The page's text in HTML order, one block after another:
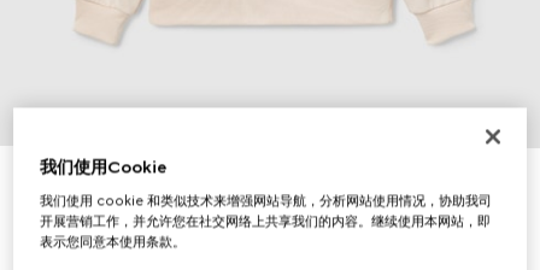
儿童印花棉质卫衣
€ 320
我们使用Cookie
我们使用 cookie 和类似技术来增强网站导航，分析网站使用情况，协助我司
开展营销工作，并允许您在社交网络上共享我们的内容。继续使用本网站，即
表示您同意本使用条款。